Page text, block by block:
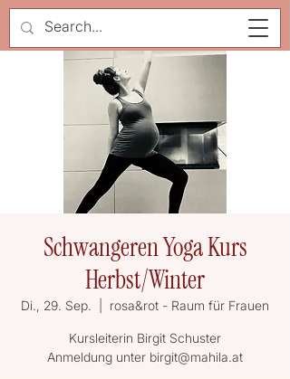
Schwangeren Yoga Kurs
Herbst/Winter
Di., 29. Sep. rosa&rot - Raum für Frauen
Kursleiterin Birgit Schuster
Anmeldung unter birgit@mahila.at